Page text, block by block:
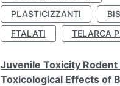
PLASTICIZZANTI
FTALATI
TELARCA
Juvenile Toxicity
Toxicological Effects of